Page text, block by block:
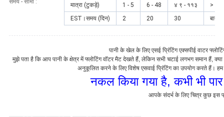
PRIVACY
समय - सीमा :
मात्रा (टुकड़े) 1 - 5 6 - 48 ४ ९ - ११३
>
EST।समय (दिन)
2 20 30
पानी के खेल के लिए एसई प्रिंटिंग एक्सपीई वाटर
मुझे पता है कि आप पानी के क्षेत्र में फ्लोटिंग वॉटर मैट देखते हैं, लेकिन सभी चटाई लगभग समान हैं,
अनुकूलित करने के लिए विशेष एसवाई प्रिंटिंग का उपयोग करते हैं।
नकल किया गया है, कभी भी
आपके संदर्भ के लिए चित्र कुछ इस